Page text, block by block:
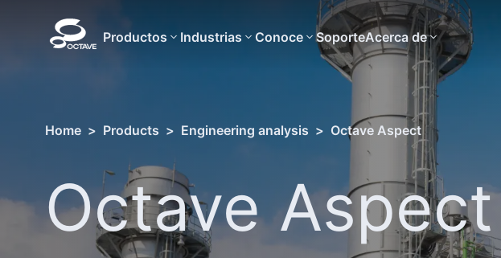
Productos Industrias Conoce SoporteAcerca de
Home > Products > Engineering analysis > Octave Aspect
Octave Aspect